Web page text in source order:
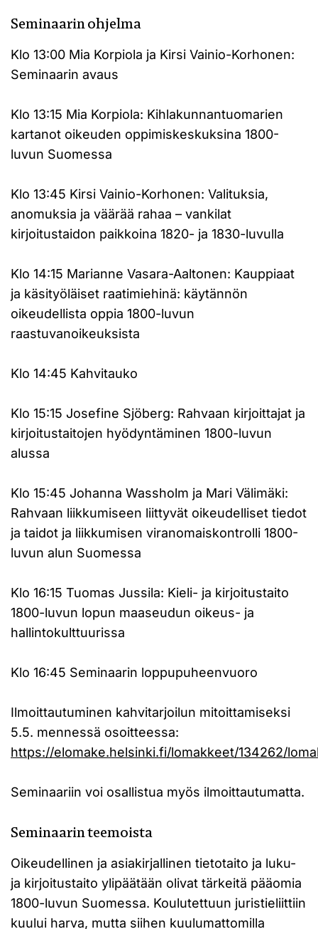
Seminaarin ohjelma
Klo 13:00 Mia Korpiola ja Kirsi Vainio-Korhonen:
Seminaarin avaus
Klo 13:15 Mia Korpiola: Kihlakunnantuomarien
kartanot oikeuden oppimiskeskuksina 1800-
luvun Suomessa
Klo 13:45 Kirsi Vainio-Korhonen: Valituksia,
anomuksia ja väärää rahaa – vankilat
kirjoitustaidon paikkoina 1820- ja 1830-luvulla
Klo 14:15 Marianne Vasara-Aaltonen: Kauppiaat
ja käsityöläiset raatimiehinä: käytännön
oikeudellista oppia 1800-luvun
raastuvanoikeuksista
Klo 14:45 Kahvitauko
Klo 15:15 Josefine Sjöberg: Rahvaan kirjoittajat ja
kirjoitustaitojen hyödyntäminen 1800-luvun
alussa
Klo 15:45 Johanna Wassholm ja Mari Välimäki:
Rahvaan liikkumiseen liittyvät oikeudelliset tiedot
ja taidot ja liikkumisen viranomaiskontrolli 1800-
luvun alun Suomessa
Klo 16:15 Tuomas Jussila: Kieli- ja kirjoitustaito
1800-luvun lopun maaseudun oikeus- ja
hallintokulttuurissa
Klo 16:45 Seminaarin loppupuheenvuoro
Ilmoittautuminen kahvitarjoilun mitoittamiseksi
5.5. mennessä osoitteessa:
https://elomake.helsinki.fi/lomakkeet/134262/
Seminaariin voi osallistua myös ilmoittautumatta.
Seminaarin teemoista
Oikeudellinen ja asiakirjallinen tietotaito ja luku-
ja kirjoitustaito ylipäätään olivat tärkeitä pääomia
1800-luvun Suomessa. Koulutettuun juristieliittiin
kuului harva, mutta siihen kuulumattomilla